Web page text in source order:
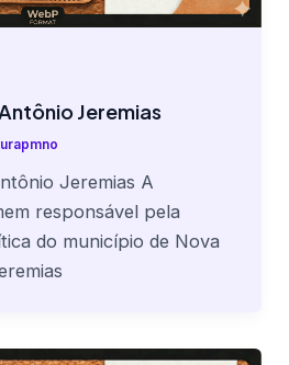
Jeremias
Jeremias A
responsável pela
do município de Nova